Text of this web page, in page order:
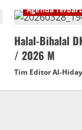
Agenda
Halal-Bihalal
/ 2026 M
Tim Editor Al-